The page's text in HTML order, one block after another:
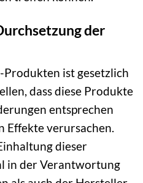
der
Produkten ist gesetzlich
dass diese Produkte
entsprechen
Effekte verursachen.
dieser
in der Verantwortung